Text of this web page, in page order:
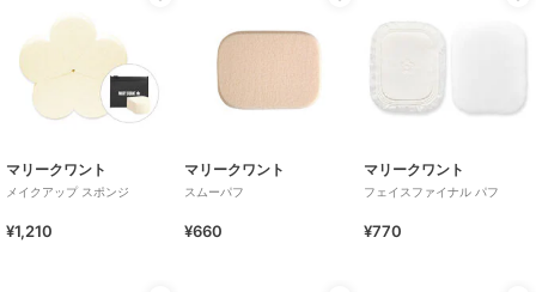
マリークワント
メイクアップ スポンジ
¥1,210
マリークワント
スムーパフ
¥660
マリークワント
フェイスファイナル パフ
¥770